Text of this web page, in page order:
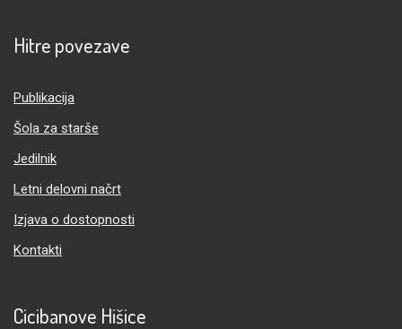
Hitre povezave
Publikacija
Šola za starše
Jedilnik
Letni delovni načrt
Izjava o dostopnosti
Kontakti
Cicibanove Hišice